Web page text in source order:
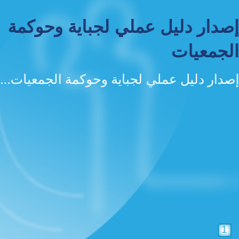
إصدار دليل عملي لجباية وحوكمة
الجمعيات
إصدار دليل عملي لجباية وحوكمة الجمعيات...
1